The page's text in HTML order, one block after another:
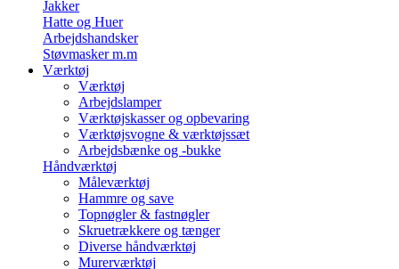
Jakker
Hatte og Huer
Arbejdshandsker
Støvmasker m.m
Værktøj
Værktøj
Arbejdslamper
Værktøjskasser og opbevaring
Værktøjsvogne & værktøjssæt
Arbejdsbænke og -bukke
Håndværktøj
Måleværktøj
Hammre og save
Topnøgler & fastnøgler
Skruetrækkere og tænger
Diverse håndværktøj
Murerværktøj